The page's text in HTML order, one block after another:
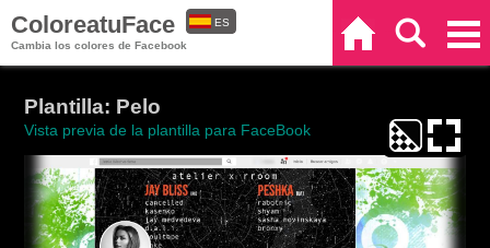
ColoreatuFace
Cambia los colores de Facebook
ES
Plantilla: Pelo
Vista previa de la plantilla para FaceBook